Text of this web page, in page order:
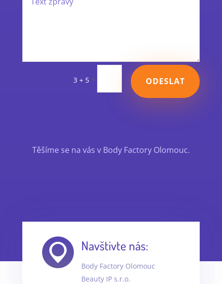
3 + 5 = ODESLAT
Těšíme se na vás v Body Factory Olomouc.
Navštivte nás:
Body Factory Olomouc
Beauty IP s.r.o.